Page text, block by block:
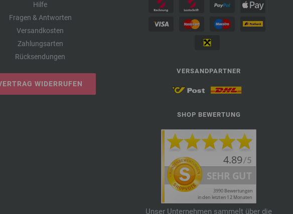
Hilfe
Fragen & Antworten
Versandkosten
Zahlungsarten
Rücksendungen
WIDERRUFEN
VERSANDPARTNER
SHOP BEWERTUNG
Unser Unternehmen sammelt über die